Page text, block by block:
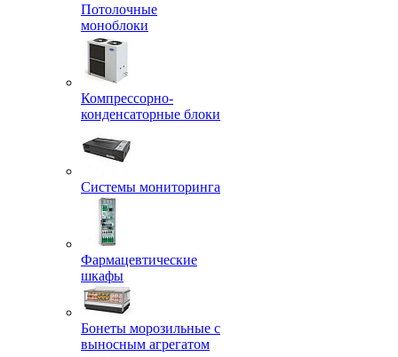
Потолочные
моноблоки
Компрессорно-
конденсаторные блоки
Системы мониторинга
Фармацевтические
шкафы
Бонеты морозильные с
выносным агрегатом